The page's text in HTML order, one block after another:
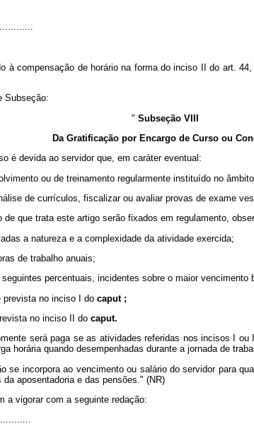
à compensação de horário na forma do inciso II do art.
Subseção:
" Subseção VIII
Da Gratificação por Encargo de Curso ou
é devida ao servidor que, em caráter eventual:
ou de treinamento regularmente instituído no
de currículos, fiscalizar ou avaliar provas de exame
que trata este artigo serão fixados em regulamento,
a natureza e a complexidade da atividade exercida;
de trabalho anuais;
percentuais, incidentes sobre o maior
prevista no inciso I do caput ;
no inciso II do caput.
será paga se as atividades referidas nos incisos I
horária quando desempenhadas durante a jornada de
se incorpora ao vencimento ou salário do servidor para
aposentadoria e das pensões." (NR)
a vigorar com a seguinte redação: